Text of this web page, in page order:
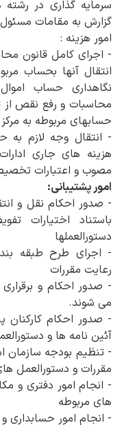
سرمایه گذاری در
گزارش به مقامات
امور هزینه :
- اجرای کامل قانون
انتقال آنها بحساب
نگاهداری حساب
محاسبات و رفع نقص از
حسابهای مربوطه به مرکز
- انتقال وجه لازم به
هزینه های جاری
مصوب و اعتبارات
امور پشتیبانی:
- صدور احکام نقل و
باستناد اختیارات
دستورالعملها
- اجرای طرح طبقه
رعایت مقررات
- صدور احکام و
می شوند.
- صدور احکام کارکنان
آئین نامه ها و
- تنظیم بودجه سازمان
مقررات و دستورالعمل
- انجام امور دفتری و
های مربوطه
- انجام امور حسابداری